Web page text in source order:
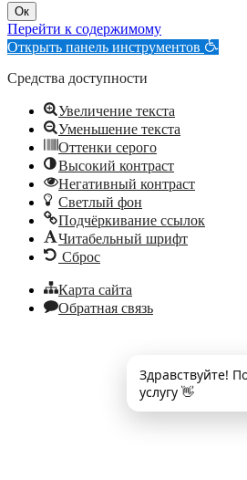
Ок
Перейти к содержимому
Открыть панель инструментов
Средства доступности
Увеличение текста
Уменьшение текста
Оттенки серого
Высокий контраст
Негативный контраст
Светлый фон
Подчёркивание ссылок
Читабельный шрифт
Сброс
Карта сайта
Обратная связь
Здравствуйте!
услугу 👋